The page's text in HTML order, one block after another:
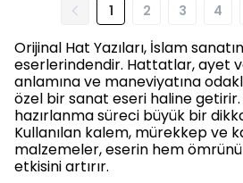
1 2 3 4
Orijinal Hat Yazıları, İslam
eserlerindendir. Hattatlar, ayet
anlamına ve maneviyatına
özel bir sanat eseri haline getirir.
hazırlanma süreci büyük bir
Kullanılan kalem, mürekkep ve
malzemeler, eserin hem
etkisini artırır.